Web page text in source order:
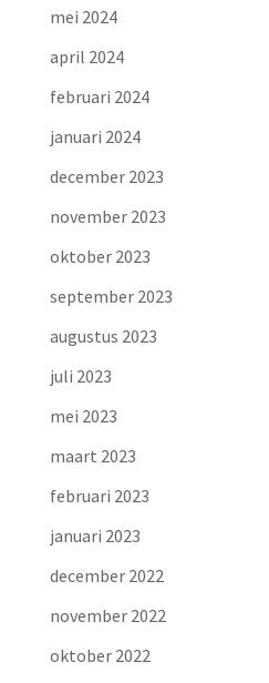
mei 2024
april 2024
februari 2024
januari 2024
december 2023
november 2023
oktober 2023
september 2023
augustus 2023
juli 2023
mei 2023
maart 2023
februari 2023
januari 2023
december 2022
november 2022
oktober 2022